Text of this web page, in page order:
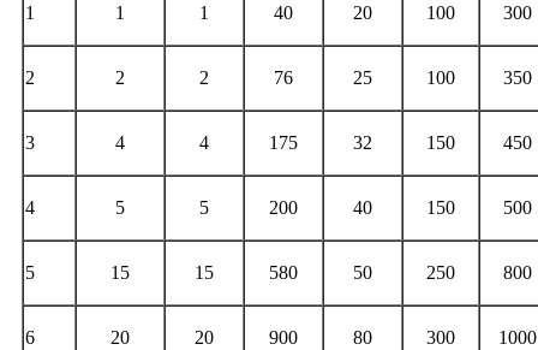
1 1 1 40 20 100 300
2 2 2 76 25 100 350
3 4 4 175 32 150 450
4 5 5 200 40 150 500
5 15 15 580 50 250 800
6 20 20 900 80 300 1000